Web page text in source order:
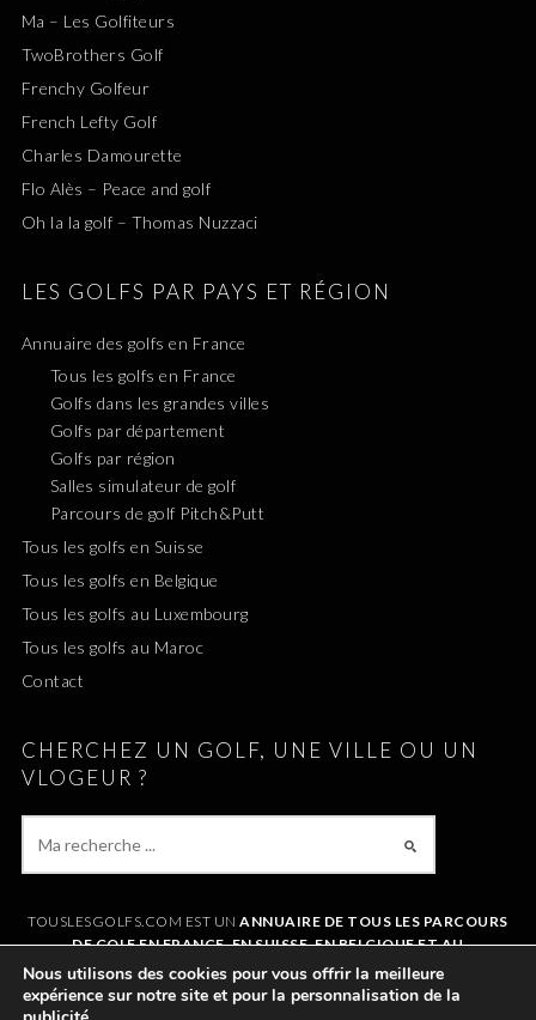
Ma – Les Golfiteurs
TwoBrothers Golf
Frenchy Golfeur
French Lefty Golf
Charles Damourette
Flo Alès – Peace and golf
Oh la la golf – Thomas Nuzzaci
LES GOLFS PAR PAYS ET RÉGION
Annuaire des golfs en France
Tous les golfs en France
Golfs dans les grandes villes
Golfs par département
Golfs par région
Salles simulateur de golf
Parcours de golf Pitch&Putt
Tous les golfs en Suisse
Tous les golfs en Belgique
Tous les golfs au Luxembourg
Tous les golfs au Maroc
Contact
CHERCHEZ UN GOLF, UNE VILLE OU UN
VLOGEUR ?
TOUSLESGOLFS.COM EST UNANNUAIRE DE TOUS LES PARCOURS
DE GOLF EN FRANCE, EN SUISSE, EN BELGIQUE ET AU
LUXEMBOURG. IL VOUS PERMET DE TROUVER UN GOLF AUTOUR DE
CHEZVOUS OU LORS DE VOS VACANCES. LE SITE RÉFÉRENCE
ÉGALEMENT
Nous utilisons des cookies pour vous offrir la meilleure
expérience sur notre site et pour la personnalisation de la